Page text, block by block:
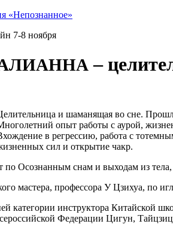
«Непознанное»
7-8 ноября
–
и шама­ня­щая во сне.
опыт рабо­ты с аурой,
в регрес­сию, рабо­та с
сил и откры­тие чакр.
Осо­знан­ным снам и выхо­дам из
масте­ра, про­фес­со­ра У Цзи­хуа, по
кате­го­рии инструк­то­ра Китай­ской
Феде­ра­ции Цигун,